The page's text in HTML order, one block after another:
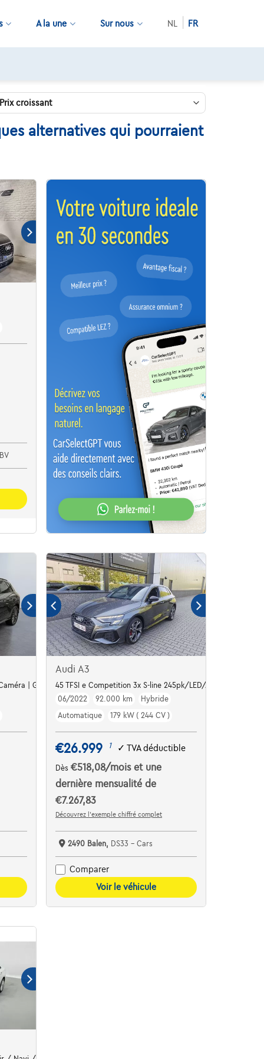
A la une Sur nous NL FR
alternatives qui pourraient
| GPS | Virtual Cockpit
Audi A3
45 TFSI e Competition 3x S-line 245pk/LED/Apple/Le
06/2022
92.000 km
Hybride
Automatique
179 kW ( 244 CV )
€26.999 1 ✓TVA déductible
Dès€518,08/moiset une
dernière mensualité de
€7.267,83
Découvrez l’exemple chiffré complet
2490 Balen, DS33 - Cars
Comparer
Voir le véhicule